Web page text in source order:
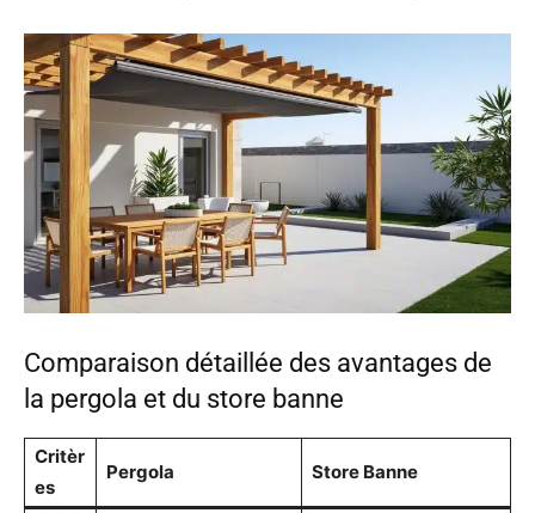
Comparaison détaillée des avantages de
la pergola et du store banne
Critèr
es
Pergola Store Banne